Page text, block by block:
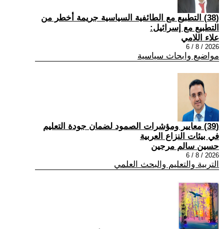
(38) التطبيع مع الطائفية السياسية جريمة أخطر من
التطبيع مع إسرائيل:
علاء اللامي
2026 / 8 / 6
مواضيع وابحاث سياسية
(39) معايير ومؤشرات الصمود لضمان جودة التعليم
في بيئات النزاع العربية
حسين سالم مرجين
2026 / 8 / 6
التربية والتعليم والبحث العلمي